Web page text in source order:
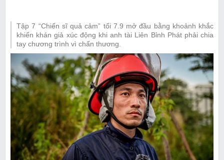
Tập 7 “Chiến sĩ quả cảm” tối 7.9 mở đầu bằng khoảnh khắc
khiến khán giả xúc động khi anh tài Liên Bỉnh Phát phải chia
tay chương trình vì chấn thương.